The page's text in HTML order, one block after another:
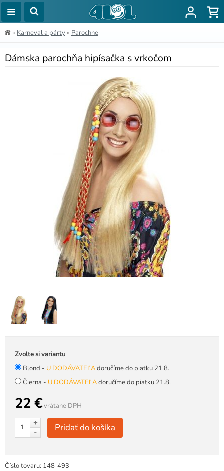
» Karneval a párty » Parochne
Dámska parochňa hipísačka s vrkočom
Zvolte si variantu
Blond - U DODÁVATEĽAdoručíme do piatku 21.8.
Čierna - U DODÁVATEĽAdoručíme do piatku 21.8.
22 €vrátane DPH
+
-
Pridať do košíka
Číslo tovaru: 148 493